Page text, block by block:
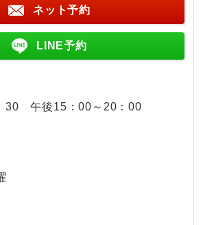
ネット予約
LINE予約
30 午後15：00～20：00